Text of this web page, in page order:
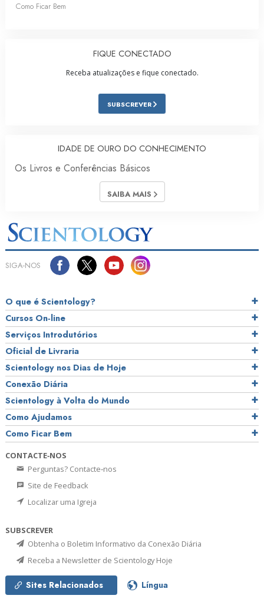
Como Ficar Bem
FIQUE CONECTADO
Receba atualizações e fique conectado.
SUBSCREVER
IDADE DE OURO DO CONHECIMENTO
Os Livros e Conferências Básicos
SAIBA MAIS
SIGA‑NOS
O que é Scientology?
Cursos On‑line
Serviços Introdutórios
Oficial de Livraria
Scientology nos Dias de Hoje
Conexão Diária
Scientology à Volta do Mundo
Como Ajudamos
Como Ficar Bem
CONTACTE‑NOS
Perguntas? Contacte‑nos
Site de Feedback
Localizar uma Igreja
SUBSCREVER
Obtenha o Boletim Informativo da Conexão Diária
Receba a Newsletter de Scientology Hoje
Sites Relacionados Língua